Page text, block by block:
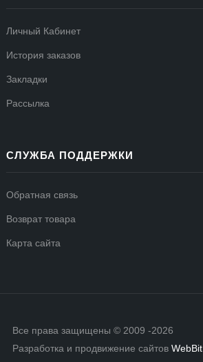
Личный Кабинет
История заказов
Закладки
Рассылка
СЛУЖБА ПОДДЕРЖКИ
Обратная связь
Возврат товара
Карта сайта
Все права защищены © 2009 -2026
Разработка и продвижение сайтов WebBit